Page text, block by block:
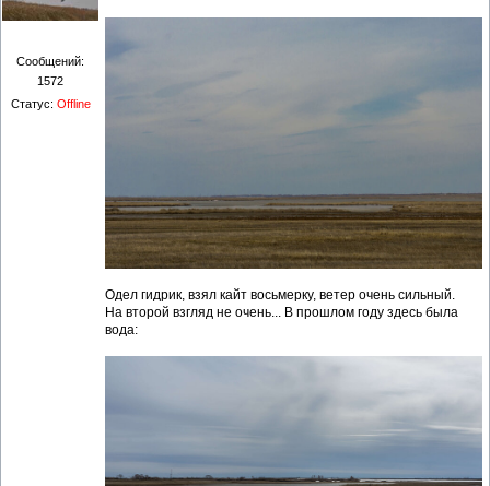
Сообщений:
1572
Статус: Offline
Одел гидрик, взял кайт восьмерку, ветер очень сильный.
На второй взгляд не очень... В прошлом году здесь была
вода: